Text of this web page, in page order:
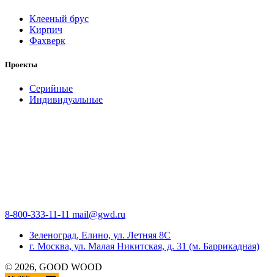
Клееный брус
Кирпич
Фахверк
Проекты
Серийные
Индивидуальные
8-800-333-11-11 mail@gwd.ru
Зеленоград, Елино, ул. Летняя 8С
г. Москва, ул. Малая Никитская, д. 31 (м. Баррикадная)
© 2026, GOOD WOOD